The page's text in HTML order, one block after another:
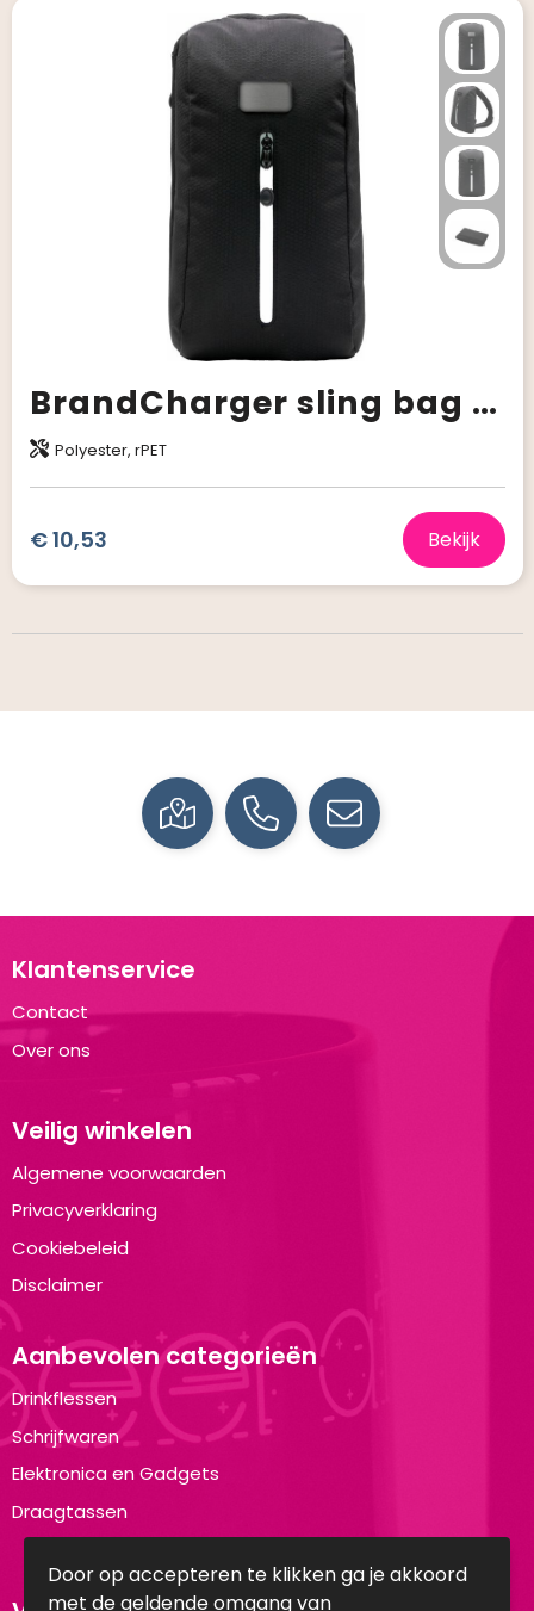
BrandCharger sling bag Sling
Polyester, rPET
€ 10,53 Bekijk
Klantenservice
Contact
Over ons
Veilig winkelen
Algemene voorwaarden
Privacyverklaring
Cookiebeleid
Disclaimer
Aanbevolen categorieën
Drinkflessen
Schrijfwaren
Elektronica en Gadgets
Draagtassen
Door op accepteren te klikken ga je akkoord
met de geldende omgang van